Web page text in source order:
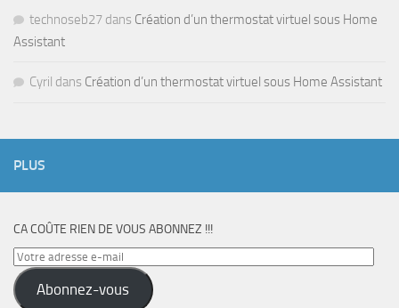
technoseb27 dans Création d’un thermostat virtuel sous Home
Assistant
Cyril dans Création d’un thermostat virtuel sous Home Assistant
PLUS
CA COÛTE RIEN DE VOUS ABONNEZ !!!
Votre
adresse
e-
Abonnez-vous